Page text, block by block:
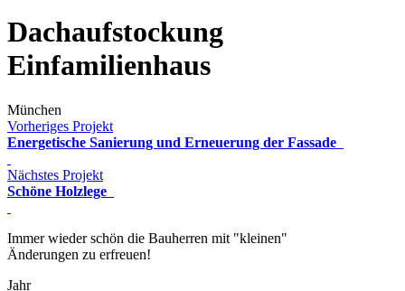
Dachaufstockung
Einfamilienhaus
München
Vorheriges Projekt
Energetische Sanierung und Erneuerung der Fassade
Nächstes Projekt
Schöne Holzlege
Immer wieder schön die Bauherren mit "kleinen"
Änderungen zu erfreuen!
Jahr